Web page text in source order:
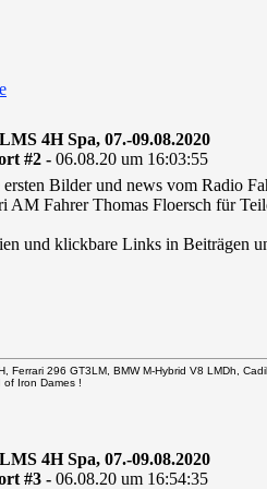
4H Spa, 07.-09.08.2020
#2 - 06.08.20 um 16:03:55
Bilder und news vom Radio
AM Fahrer Thomas Floersch für
und klickbare Links in Beiträgen
Ferrari 296 GT3LM, BMW M-Hybrid V8 LMDh,
of Iron Dames !
4H Spa, 07.-09.08.2020
#3 - 06.08.20 um 16:54:35